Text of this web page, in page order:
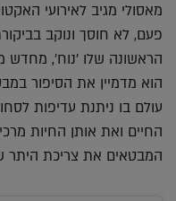
מאסולי מגיב לאירועי
פעם, לא חוסך ונוקב
הראשונה שלו 'נוח', מחדש
הוא מדמיין את הסיפור
עולם בו ניתנת עדיפות
החיים ואת אותן החיות
המבטאים את צריכת היתר